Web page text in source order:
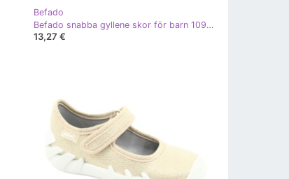
Befado
Befado snabba gyllene skor för barn 109P224 beige
13,27 €